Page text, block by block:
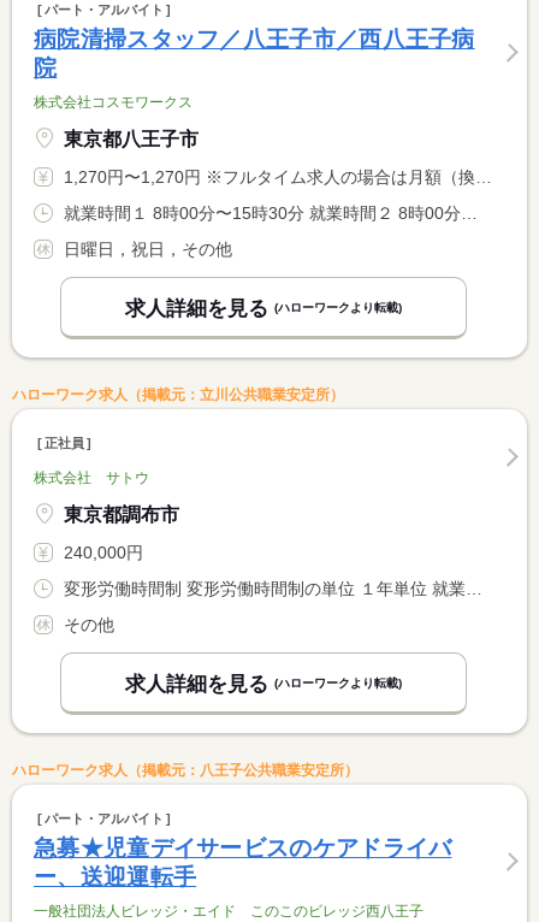
パート・アルバイト
病院清掃スタッフ／八王子市／西八王子病
院
株式会社コスモワークス
東京都八王子市
1,270円〜1,270円 ※フルタイム求人の場合は月額（換算額）、パート求人の場合は時間額を表示しています。
日曜日，祝日，その他
求人詳細を見る (ハローワークより転載)
ハローワーク求人（掲載元：立川公共職業安定所）
正社員
株式会社 サトウ
東京都調布市
240,000円
その他
求人詳細を見る (ハローワークより転載)
ハローワーク求人（掲載元：八王子公共職業安定所）
パート・アルバイト
急募★児童デイサービスのケアドライバ
ー、送迎運転手
一般社団法人ビレッジ・エイド このこのビレッジ西八王子